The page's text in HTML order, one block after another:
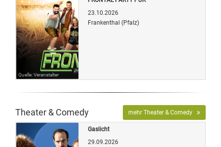
Quelle: Veranstalter
23.10.2026
Frankenthal (Pfalz)
Theater & Comedy mehr Theater & Comedy
Gaslicht
29.09.2026